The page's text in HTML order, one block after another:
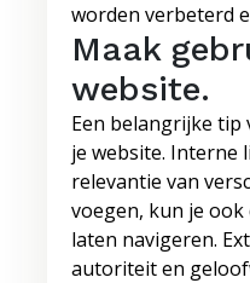
worden verbeterd
Maak
website.
Een belangrijke tip
je website. Interne
relevantie van
voegen, kun je
laten navigeren.
autoriteit en